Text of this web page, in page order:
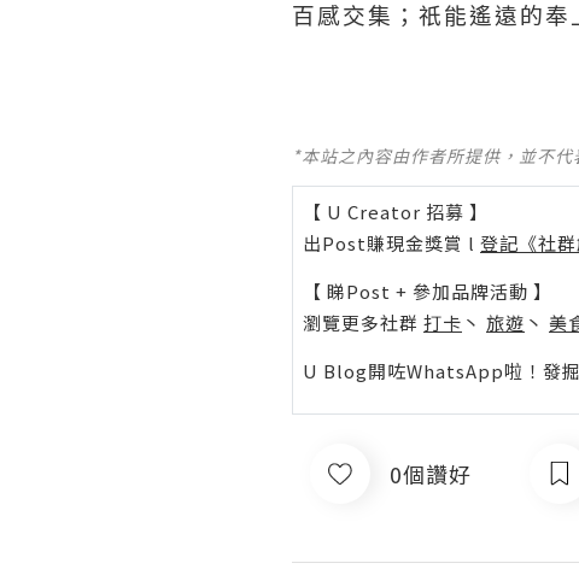
百感交集；祇能遙遠的奉
*本站之內容由作者所提供，並不
【 U Creator 招募 】
出Post賺現金獎賞 l 登記《社群
【 睇Post + 參加品牌活動 】
瀏覽更多社群 打卡 丶 旅遊 丶 美
U Blog開咗WhatsApp啦！發
0個讚好